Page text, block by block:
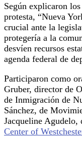
Según explicaron
protesta, “Nueva
crucial ante la
protegería a la
desvíen recursos
agenda federal de
Participaron como
Gruber, director de
de Inmigración de
Sánchez, de
Jacqueline Agudelo,
Center of